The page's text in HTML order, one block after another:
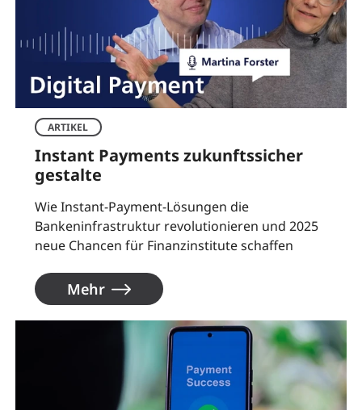
ARTIKEL
Instant Payments zukunftssicher
gestalte
Wie Instant-Payment-Lösungen die
Bankeninfrastruktur revolutionieren und 2025
neue Chancen für Finanzinstitute schaffen
Mehr